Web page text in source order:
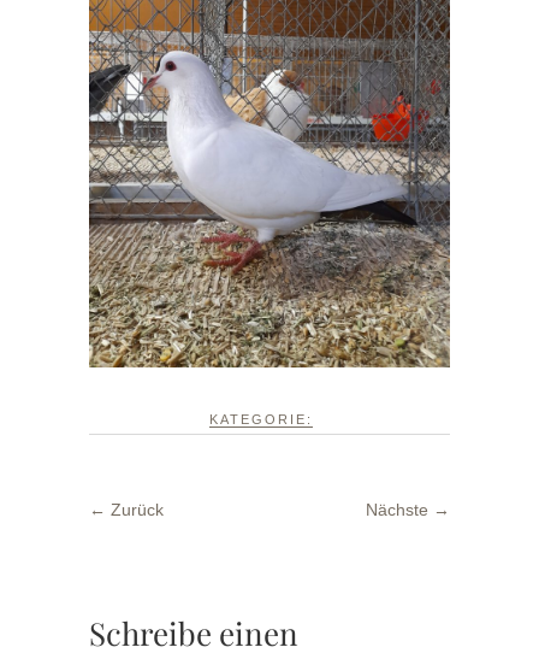
KATEGORIE:
← Zurück Nächste →
Schreibe einen